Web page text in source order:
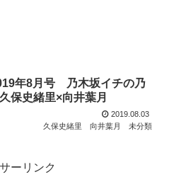
年8月号 乃木坂イチの乃
保史緒里×向井葉月
2019.08.03
久保史緒里
向井葉月 未分類
ーリンク